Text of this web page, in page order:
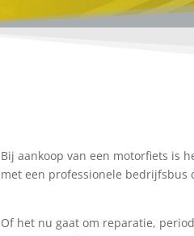
Bij aankoop van een motorfiets is
met een professionele bedrijfsbus
Of het nu gaat om reparatie,